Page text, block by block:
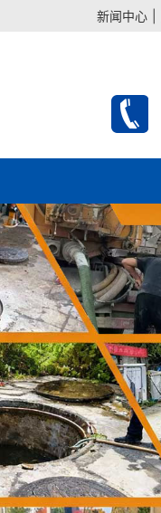
新闻中心